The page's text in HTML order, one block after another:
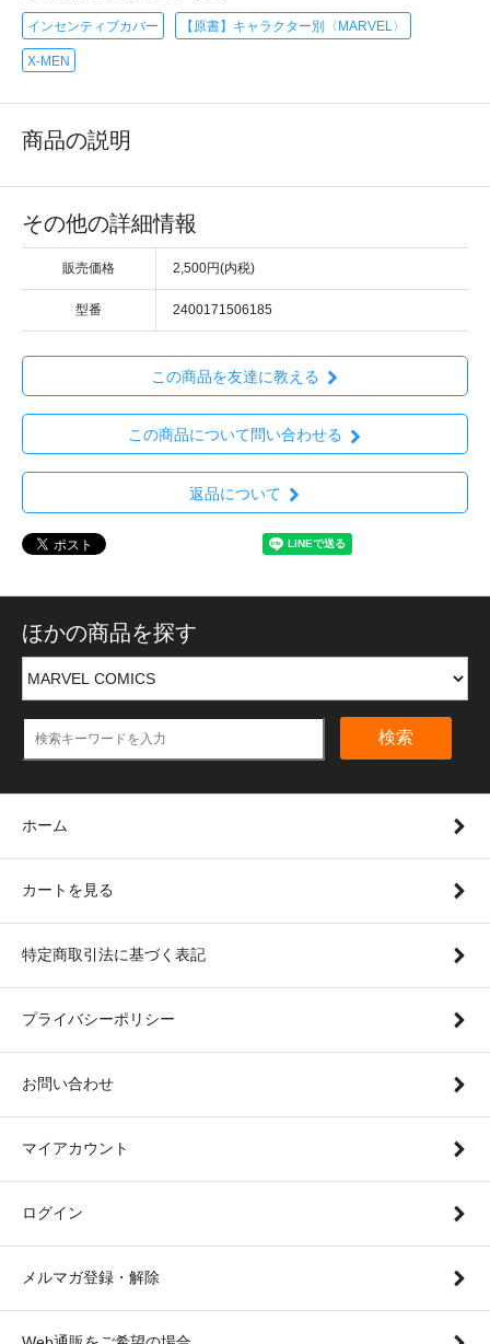
インセンティブカバー 【原書】キャラクター別〈MARVEL〉
X-MEN
商品の説明
その他の詳細情報
販売価格 2,500円(内税)
型番 2400171506185
この商品を友達に教える
この商品について問い合わせる
返品について
ほかの商品を探す
検索
ホーム
カートを見る
特定商取引法に基づく表記
プライバシーポリシー
お問い合わせ
マイアカウント
ログイン
メルマガ登録・解除